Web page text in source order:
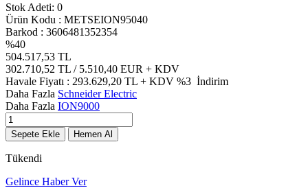
Stok Adeti: 0
Ürün Kodu : METSEION95040
Barkod : 3606481352354
%40
504.517,53 TL
302.710,52 TL / 5.510,40 EUR + KDV
Havale Fiyatı : 293.629,20 TL + KDV %3 İndirim
Daha Fazla Schneider Electric
Daha Fazla ION9000
Sepete Ekle Hemen Al
Tükendi
Gelince Haber Ver